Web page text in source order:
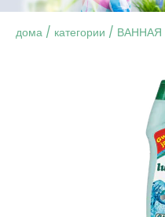
дома / категории / ВАННАЯ